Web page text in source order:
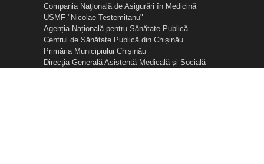
Compania Naţională de Asigurări în Medicină
USMF "Nicolae Testemițanu"
Agenția Națională pentru Sănătate Publică
Centrul de Sănătate Publică din Chișinău
Primăria Municipiului Chișinău
Direcţia Generală Asistentă Medicală și Socială